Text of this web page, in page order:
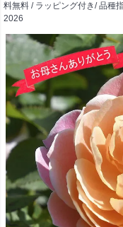
料無料 / ラッピング付き/ 品種
2026